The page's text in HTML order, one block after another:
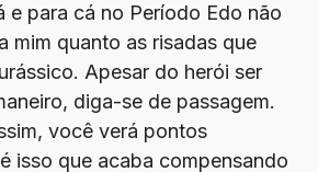
e para cá no Período Edo não
mim quanto as risadas que
Apesar do herói ser
diga-se de passagem.
você verá pontos
isso que acaba compensando